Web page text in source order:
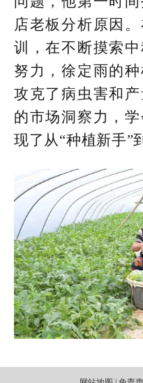
店老板分析原因
训，在不断摸索
努力，徐定雨的
攻克了病虫害和
的市场洞察力，
现了从“种植新手”